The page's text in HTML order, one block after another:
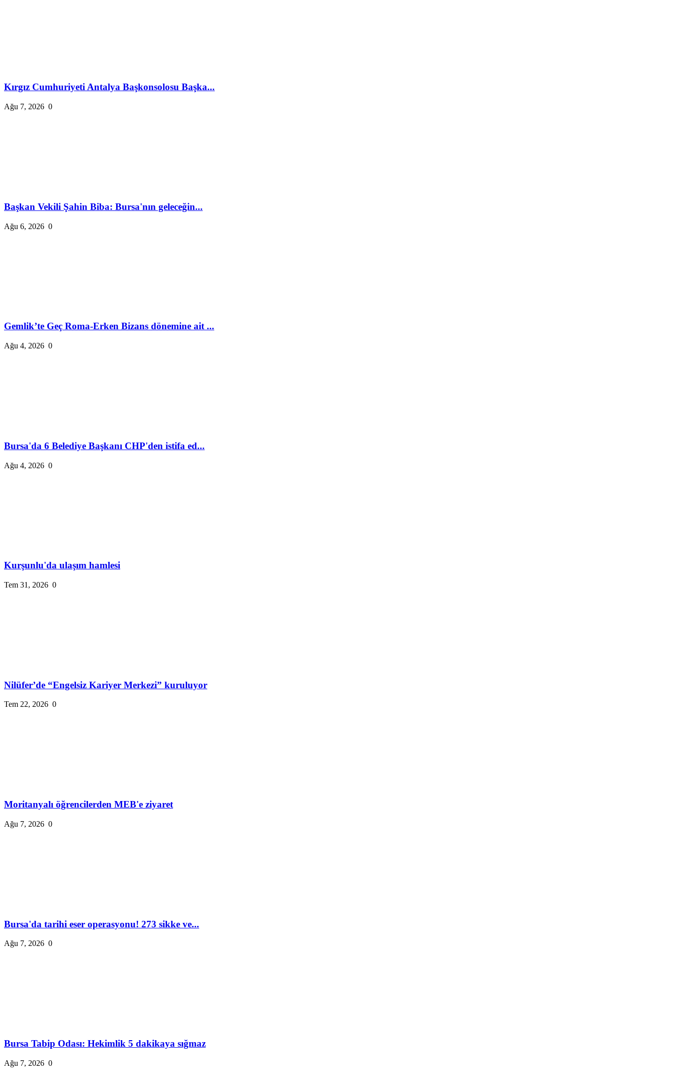
Kırgız Cumhuriyeti Antalya Başkonsolosu Başka...
Ağu 7, 2026 0
Başkan Vekili Şahin Biba: Bursa'nın geleceğin...
Ağu 6, 2026 0
Gemlik’te Geç Roma-Erken Bizans dönemine ait ...
Ağu 4, 2026 0
Bursa'da 6 Belediye Başkanı CHP'den istifa ed...
Ağu 4, 2026 0
Kurşunlu'da ulaşım hamlesi
Tem 31, 2026 0
Nilüfer’de “Engelsiz Kariyer Merkezi” kuruluyor
Tem 22, 2026 0
Moritanyalı öğrencilerden MEB'e ziyaret
Ağu 7, 2026 0
Bursa'da tarihi eser operasyonu! 273 sikke ve...
Ağu 7, 2026 0
Bursa Tabip Odası: Hekimlik 5 dakikaya sığmaz
Ağu 7, 2026 0